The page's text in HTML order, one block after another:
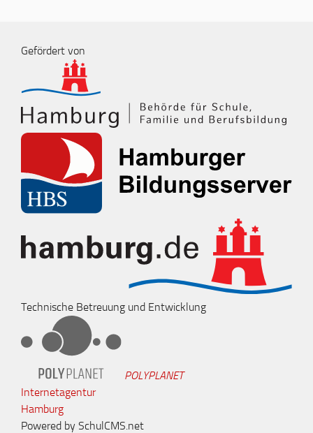
Gefördert von
Technische Betreuung und Entwicklung
POLYPLANET
Internetagentur
Hamburg
Powered by SchulCMS.net